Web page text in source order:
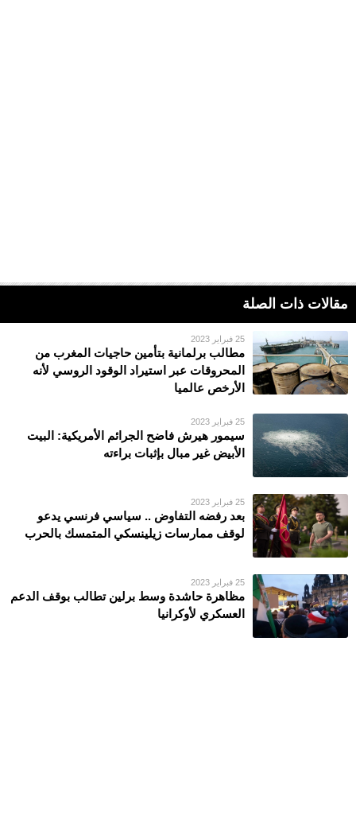
مقالات ذات الصلة
25 فبراير 2023
مطالب برلمانية بتأمين حاجيات المغرب من
المحروقات عبر استيراد الوقود الروسي لأنه
الأرخص عالميا
25 فبراير 2023
سيمور هيرش فاضح الجرائم الأمريكية: البيت
الأبيض غير مبال بإثبات براءته
25 فبراير 2023
بعد رفضه التفاوض .. سياسي فرنسي يدعو
لوقف ممارسات زيلينسكي المتمسك بالحرب
25 فبراير 2023
مظاهرة حاشدة وسط برلين تطالب بوقف الدعم
العسكري لأوكرانيا